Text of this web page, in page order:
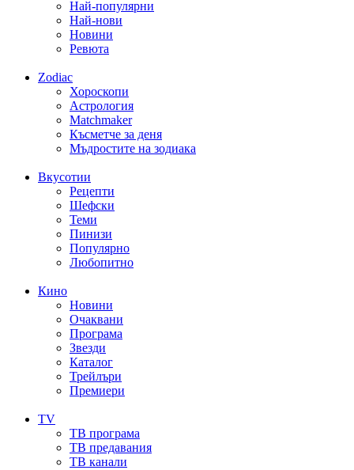
Най-популярни
Най-нови
Новини
Ревюта
Zodiac
Хороскопи
Астрология
Matchmaker
Късметче за деня
Мъдростите на зодиака
Вкусотии
Рецепти
Шефски
Теми
Пинизи
Популярно
Любопитно
Кино
Новини
Очаквани
Програма
Звезди
Каталог
Трейлъри
Премиери
TV
ТВ програма
ТВ предавания
ТВ канали